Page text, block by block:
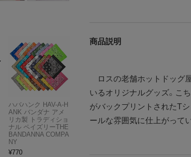
商品説明
ロスの老舗ホットドッグ
いるオリジナルグッズ。こ
がバックプリントされたT
ールな雰囲気に仕上がってい
ハバハンク HAV-A-H
ANK バンダナ アメ
リカ製 トラディショ
ナル ペイズリーTHE
BANDANNA COMPA
NY
¥770